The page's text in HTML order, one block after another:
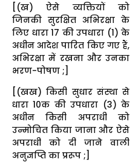
[(ख) ऐसे व्यक्तियों को
जिनकी सुरक्षित अभिरक्षा के
लिए धारा 17 की उपधारा (1) के
अधीन आदेश पारित किए गए हैं,
अभिरक्षा में रखना और उनका
भरण-पोषण ;]
[(खख) किसी सुधार संस्था से
धारा 10क की उपधारा (3) के
अधीन किसी अपराधी को
उन्मोचित किया जाना और ऐसे
अपराधी को दी जाने वाली
अनुज्ञप्ति का प्ररूप ;]